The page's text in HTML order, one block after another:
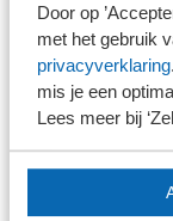
Door op
met het gebruik
privacyverklaring
mis je een
Lees meer bij
Opmerkingen